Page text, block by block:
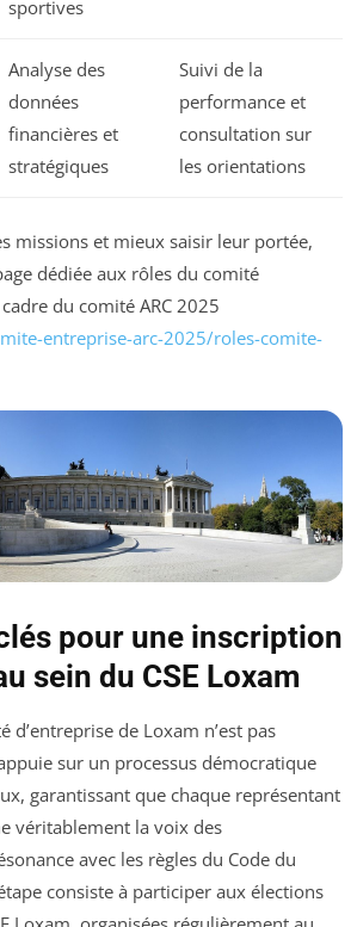
sportives
Analyse des
données
financières et
stratégiques
Suivi de la
performance et
consultation sur
les orientations
missions et mieux saisir leur portée,
dédiée aux rôles du comité
du comité ARC 2025
entreprise-arc-2025/roles-comite-
pour une inscription
sein du CSE Loxam
d’entreprise de Loxam n’est pas
sur un processus démocratique
garantissant que chaque représentant
véritablement la voix des
avec les règles du Code du
consiste à participer aux élections